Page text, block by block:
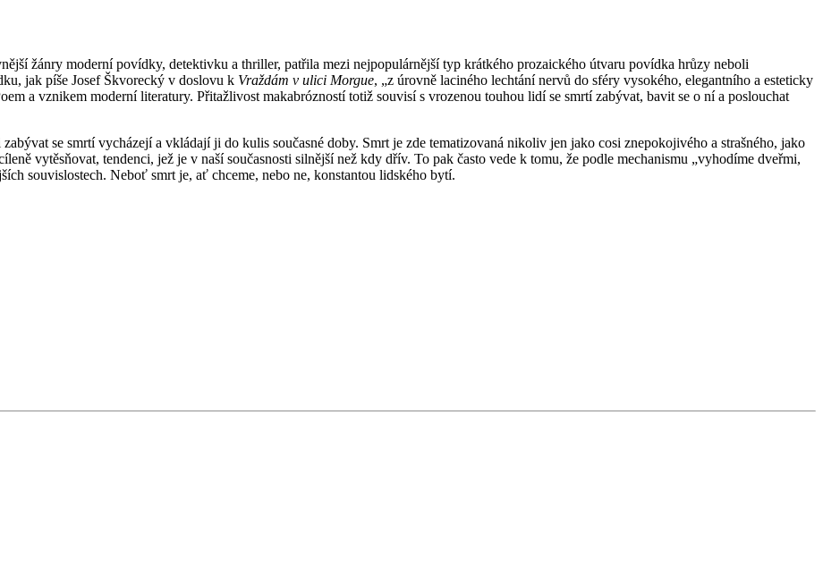
žánry moderní povídky, detektivku a thriller, patřila mezi nejpopulárnější typ krátkého prozaického útvaru povídka hrůzy neboli
jak píše Josef Škvorecký v doslovu k Vraždám v ulici Morgue, „z úrovně laciného lechtání nervů do sféry vysokého, elegantního a esteticky
a vznikem moderní literatury. Přitažlivost makabrózností totiž souvisí s vrozenou touhou lidí se smrtí zabývat, bavit se o ní a poslouchat
se smrtí vycházejí a vkládají ji do kulis současné doby. Smrt je zde tematizovaná nikoliv jen jako cosi znepokojivého a strašného, jako
vytěsňovat, tendenci, jež je v naší současnosti silnější než kdy dřív. To pak často vede k tomu, že podle mechanismu „vyhodíme dveřmi,
souvislostech. Neboť smrt je, ať chceme, nebo ne, konstantou lidského bytí.